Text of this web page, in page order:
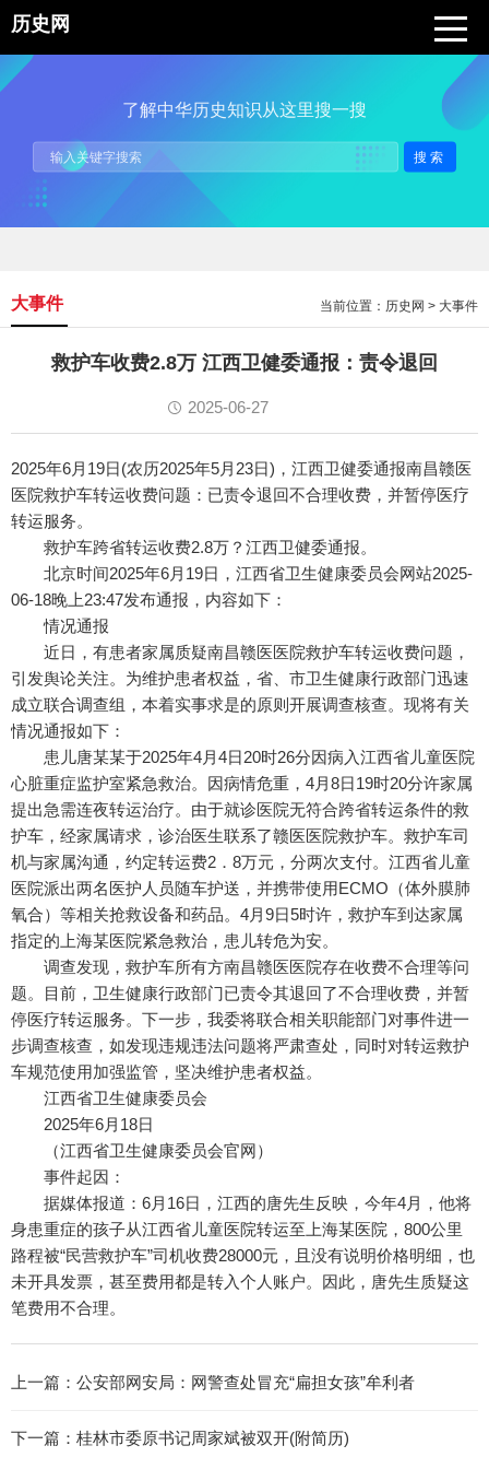
历史网
了解中华历史知识从这里搜一搜
搜索
当前位置： 历史网 > 大事件
大事件
救护车收费2.8万 江西卫健委通报：责令退回
2025-06-27
2025年6月19日(农历2025年5月23日)，江西卫健委通报南昌赣医
医院救护车转运收费问题：已责令退回不合理收费，并暂停医疗
转运服务。
救护车跨省转运收费2.8万？江西卫健委通报。
北京时间2025年6月19日，江西省卫生健康委员会网站2025-
06-18晚上23:47发布通报，内容如下：
情况通报
近日，有患者家属质疑南昌赣医医院救护车转运收费问题，
引发舆论关注。为维护患者权益，省、市卫生健康行政部门迅速
成立联合调查组，本着实事求是的原则开展调查核查。现将有关
情况通报如下：
患儿唐某某于2025年4月4日20时26分因病入江西省儿童医院
心脏重症监护室紧急救治。因病情危重，4月8日19时20分许家属
提出急需连夜转运治疗。由于就诊医院无符合跨省转运条件的救
护车，经家属请求，诊治医生联系了赣医医院救护车。救护车司
机与家属沟通，约定转运费2．8万元，分两次支付。江西省儿童
医院派出两名医护人员随车护送，并携带使用ECMO（体外膜肺
氧合）等相关抢救设备和药品。4月9日5时许，救护车到达家属
指定的上海某医院紧急救治，患儿转危为安。
调查发现，救护车所有方南昌赣医医院存在收费不合理等问
题。目前，卫生健康行政部门已责令其退回了不合理收费，并暂
停医疗转运服务。下一步，我委将联合相关职能部门对事件进一
步调查核查，如发现违规违法问题将严肃查处，同时对转运救护
车规范使用加强监管，坚决维护患者权益。
江西省卫生健康委员会
2025年6月18日
（江西省卫生健康委员会官网）
事件起因：
据媒体报道：6月16日，江西的唐先生反映，今年4月，他将
身患重症的孩子从江西省儿童医院转运至上海某医院，800公里
路程被“民营救护车”司机收费28000元，且没有说明价格明细，也
未开具发票，甚至费用都是转入个人账户。因此，唐先生质疑这
笔费用不合理。
上一篇： 公安部网安局：网警查处冒充“扁担女孩”牟利者
下一篇： 桂林市委原书记周家斌被双开(附简历)